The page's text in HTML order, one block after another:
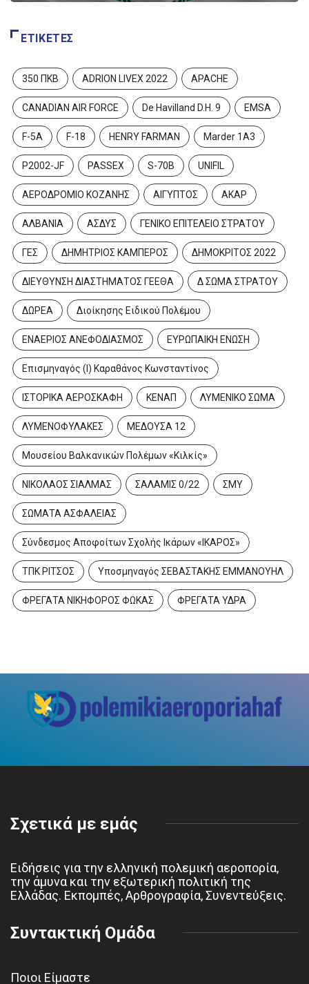
ΕΤΙΚΈΤΕΣ
350 ΠΚΒ ADRION LIVEX 2022 APACHE
CANADIAN AIR FORCE De Havilland D.H. 9 EMSA
F-5A F-18 HENRY FARMAN Marder 1A3
P2002-JF PASSEX S-70B UNIFIL
ΑΕΡΟΔΡΟΜΙΟ ΚΟΖΑΝΗΣ ΑΙΓΥΠΤΟΣ ΑΚΑΡ
ΑΛΒΑΝΙΑ ΑΣΔΥΣ ΓΕΝΙΚΟ ΕΠΙΤΕΛΕΙΟ ΣΤΡΑΤΟΥ
ΓΕΣ ΔΗΜΗΤΡΙΟΣ ΚΑΜΠΕΡΟΣ ΔΗΜΟΚΡΙΤΟΣ 2022
ΔΙΕΥΘΥΝΣΗ ΔΙΑΣΤΗΜΑΤΟΣ ΓΕΕΘΑ Δ ΣΩΜΑ ΣΤΡΑΤΟΥ
ΔΩΡΕΑ Διοίκησης Ειδικού Πολέμου
ΕΝΑΕΡΙΟΣ ΑΝΕΦΟΔΙΑΣΜΟΣ ΕΥΡΩΠΑΙΚΗ ΕΝΩΣΗ
Επισμηναγός (Ι) Καραθάνος Κωνσταντίνος
ΙΣΤΟΡΙΚΑ ΑΕΡΟΣΚΑΦΗ ΚΕΝΑΠ ΛΥΜΕΝΙΚΟ ΣΩΜΑ
ΛΥΜΕΝΟΦΥΛΑΚΕΣ ΜΕΔΟΥΣΑ 12
Μουσείου Βαλκανικών Πολέμων «Κιλκίς»
ΝΙΚΟΛΑΟΣ ΣΙΑΛΜΑΣ ΣΑΛΑΜΙΣ 0/22 ΣΜΥ
ΣΩΜΑΤΑ ΑΣΦΑΛΕΙΑΣ
Σύνδεσμος Αποφοίτων Σχολής Ικάρων «ΙΚΑΡΟΣ»
ΤΠΚ ΡΙΤΣΟΣ Υποσμηναγός ΣΕΒΑΣΤΑΚΗΣ ΕΜΜΑΝΟΥΗΛ
ΦΡΕΓΑΤΑ ΝΙΚΗΦΟΡΟΣ ΦΩΚΑΣ ΦΡΕΓΑΤΑ ΥΔΡΑ
Σχετικά με εμάς
Ειδήσεις για την ελληνική πολεμική αεροπορία,
την άμυνα και την εξωτερική πολιτική της
Ελλάδας. Εκπομπές, Αρθρογραφία, Συνεντεύξεις.
Συντακτική Ομάδα
Ποιοι Είμαστε